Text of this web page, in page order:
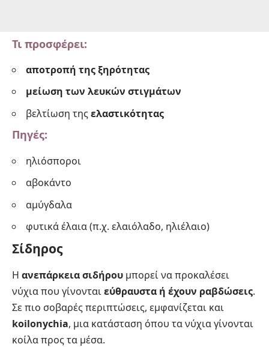
Τι προσφέρει:
αποτροπή της ξηρότητας
μείωση των λευκών στιγμάτων
βελτίωση τηςελαστικότητας
Πηγές:
ηλιόσποροι
αβοκάντο
αμύγδαλα
φυτικά έλαια (π.χ. ελαιόλαδο, ηλιέλαιο)
Σίδηρος
Η ανεπάρκεια σιδήρου μπορεί να προκαλέσει
νύχια που γίνονταιεύθραυστα ή έχουν ραβδώσεις.
Σε πιο σοβαρές περιπτώσεις, εμφανίζεται και
koilonychia, μια κατάσταση όπου τα νύχια γίνονται
κοίλα προς τα μέσα.